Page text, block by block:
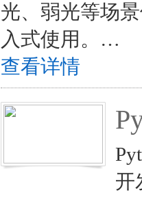
光、弱光等场
入式使用。…
查看详情
开